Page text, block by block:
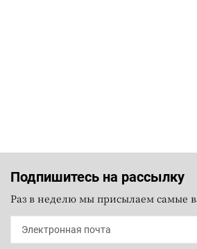
Подпишитесь на рассылку
Раз в неделю мы присылаем самые